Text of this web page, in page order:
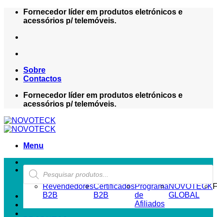
Skip
Fornecedor líder em produtos eletrónicos e
acessórios p/ telemóveis.
Sobre
Contactos
Fornecedor líder em produtos eletrónicos e
acessórios p/ telemóveis.
Menu
Products
search
ZONA REVENDEDOR-B2B
Revendedores
B2B
Certificados
B2B
Programa
de
Afiliados
NOVOTECK
GLOBAL